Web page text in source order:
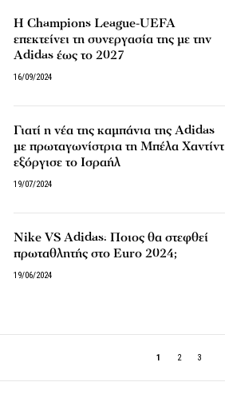
Η Champions League-UEFA
επεκτείνει τη συνεργασία της με την
Adidas έως το 2027
16/09/2024
Γιατί η νέα της καμπάνια της Adidas
με πρωταγωνίστρια τη Μπέλα Χαντίντ
εξόργισε το Ισραήλ
19/07/2024
Nike VS Adidas: Ποιος θα στεφθεί
πρωταθλητής στο Euro 2024;
19/06/2024
1 2 3